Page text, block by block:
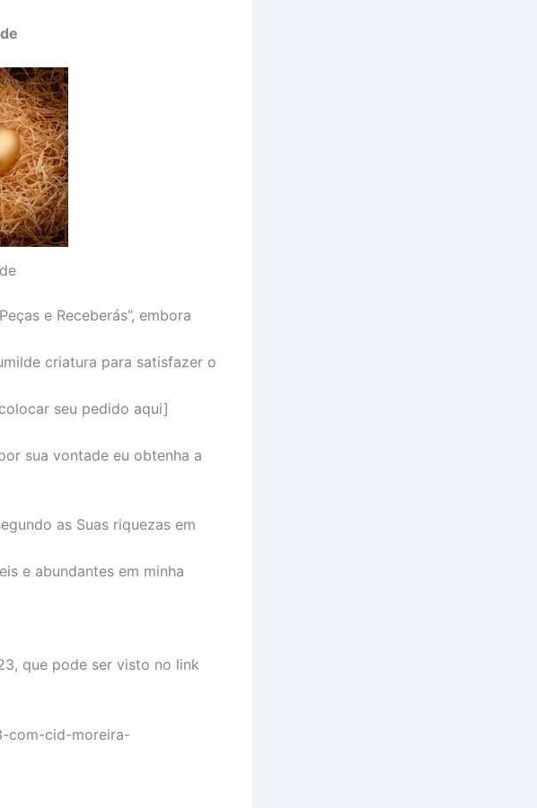
e Receberás”, embora
criatura para satisfazer o
seu pedido aqui]
sua vontade eu obtenha a
as Suas riquezas em
e abundantes em minha
que pode ser visto no link
com-cid-moreira-